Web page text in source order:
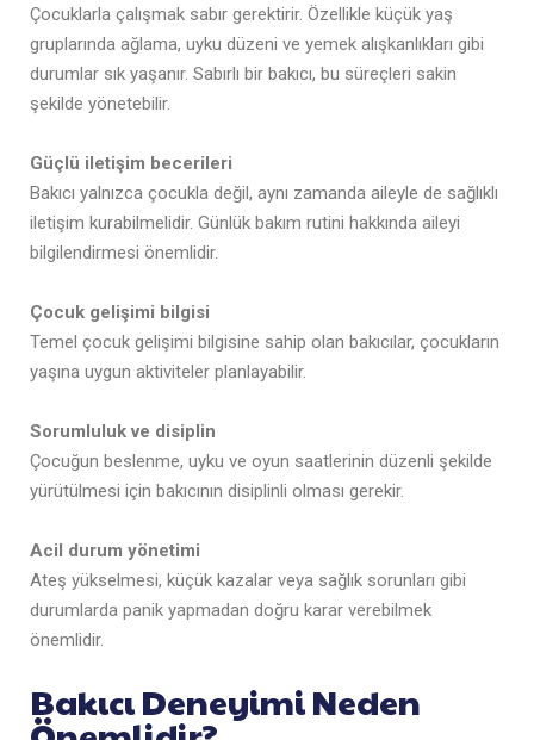
Çocuklarla çalışmak sabır gerektirir. Özellikle küçük yaş
gruplarında ağlama, uyku düzeni ve yemek alışkanlıkları gibi
durumlar sık yaşanır. Sabırlı bir bakıcı, bu süreçleri sakin
şekilde yönetebilir.
Güçlü iletişim becerileri
Bakıcı yalnızca çocukla değil, aynı zamanda aileyle de sağlıklı
iletişim kurabilmelidir. Günlük bakım rutini hakkında aileyi
bilgilendirmesi önemlidir.
Çocuk gelişimi bilgisi
Temel çocuk gelişimi bilgisine sahip olan bakıcılar, çocukların
yaşına uygun aktiviteler planlayabilir.
Sorumluluk ve disiplin
Çocuğun beslenme, uyku ve oyun saatlerinin düzenli şekilde
yürütülmesi için bakıcının disiplinli olması gerekir.
Acil durum yönetimi
Ateş yükselmesi, küçük kazalar veya sağlık sorunları gibi
durumlarda panik yapmadan doğru karar verebilmek
önemlidir.
Bakıcı Deneyimi Neden